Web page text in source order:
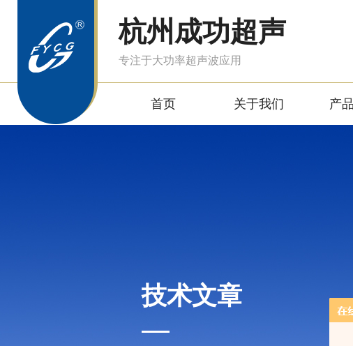
杭州成功超声
专注于大功率超声波应用
首页 关于我们 产
技术文章